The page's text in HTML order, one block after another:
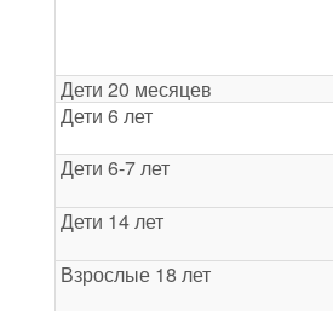
Дети 20 месяцев
Дети 6 лет
Дети 6-7 лет
Дети 14 лет
Взрослые 18 лет